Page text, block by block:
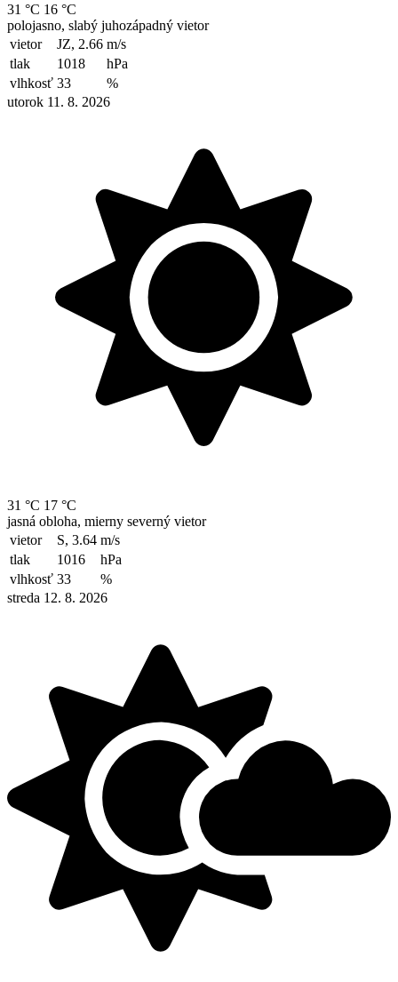
31 °C 16 °C
polojasno, slabý juhozápadný vietor
vietor
JZ, 2.66 m/s
tlak
1018
hPa
vlhkosť 33
%
utorok 11. 8. 2026
31 °C 17 °C
jasná obloha, mierny severný vietor
vietor
S, 3.64 m/s
tlak
1016
hPa
vlhkosť 33
%
streda 12. 8. 2026